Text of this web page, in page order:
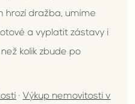
hrozí dražba, umíme
a vyplatit zástavy i
kolik zbude po
· Výkup nemovitosti v